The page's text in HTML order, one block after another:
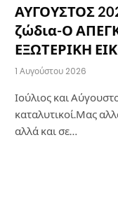
ΑΥΓΟΥΣΤΟΣ
ζώδια-Ο
ΕΞΩΤΕΡΙΚΗ
1 Αυγούστου 2026
Ιούλιος και
καταλυτικοί.Μας
αλλά και σε…